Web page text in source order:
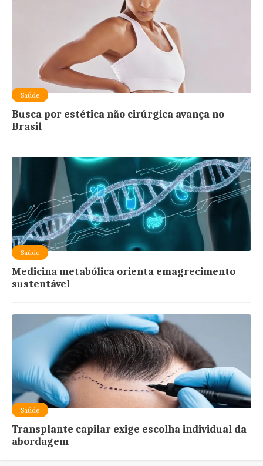
Saúde
Busca por estética não cirúrgica avança no
Brasil
Saúde
Medicina metabólica orienta emagrecimento
sustentável
Saúde
Transplante capilar exige escolha individual da
abordagem